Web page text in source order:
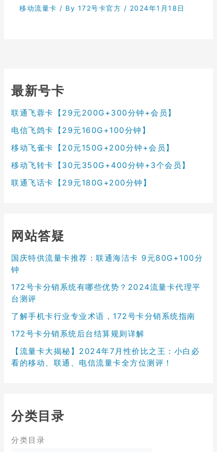
移动流量卡 / By 172号卡官方 / 2024年1月18日
最新号卡
联通飞蓉卡【29元200G+300分钟+会员】
电信飞鸽卡【29元160G+100分钟】
移动飞雀卡【20元150G+200分钟+会员】
移动飞转卡【30元350G+400分钟+3个会员】
联通飞话卡【29元180G+200分钟】
网站答疑
国庆特供流量卡推荐：联通海洁卡 9元80G+100分
钟
172号卡分销系统有哪些优势？2024流量卡代理平
台测评
了解手机卡行业专业术语，172号卡分销系统指南
172号卡分销系统后台结算规则详解
【流量卡大揭秘】2024年7月性价比之王：小白必
看的移动、联通、电信流量卡全方位测评！
分类目录
分类目录